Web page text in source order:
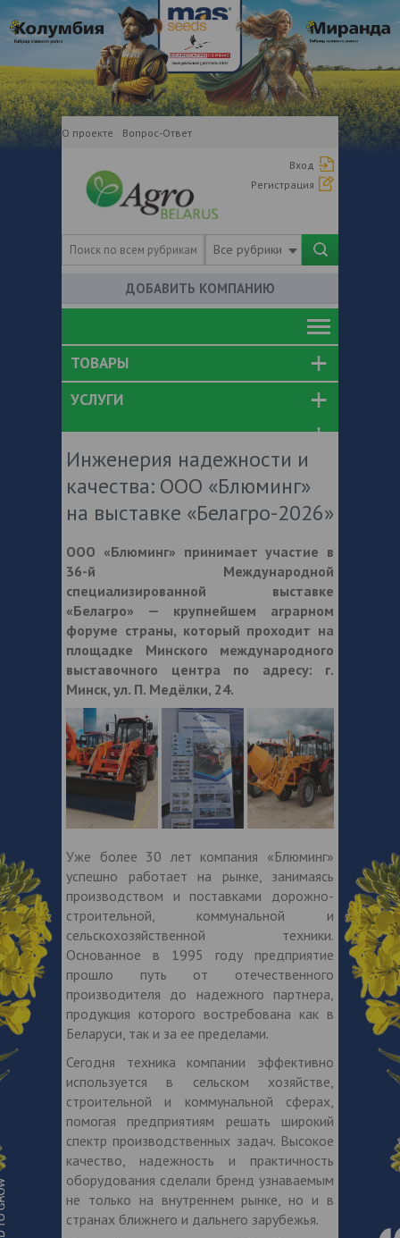
О проекте Вопрос-Ответ
Вход
Регистрация
Все рубрики
ДОБАВИТЬ КОМПАНИЮ
ТОВАРЫ
УСЛУГИ
Инженерия надежности и
качества: ООО «Блюминг»
на выставке «Белагро-2026»
ООО «Блюминг» принимает участие в
36-й Международной
специализированной выставке
«Белагро» — крупнейшем аграрном
форуме страны, который проходит на
площадке Минского международного
выставочного центра по адресу: г.
Минск, ул. П. Медёлки, 24.
Уже более 30 лет компания «Блюминг»
успешно работает на рынке, занимаясь
производством и поставками дорожно-
строительной, коммунальной и
сельскохозяйственной техники.
Основанное в 1995 году предприятие
прошло путь от отечественного
производителя до надежного партнера,
продукция которого востребована как в
Беларуси, так и за ее пределами.
Сегодня техника компании эффективно
используется в сельском хозяйстве,
строительной и коммунальной сферах,
помогая предприятиям решать широкий
спектр производственных задач. Высокое
качество, надежность и практичность
оборудования сделали бренд узнаваемым
не только на внутреннем рынке, но и в
странах ближнего и дальнего зарубежья.